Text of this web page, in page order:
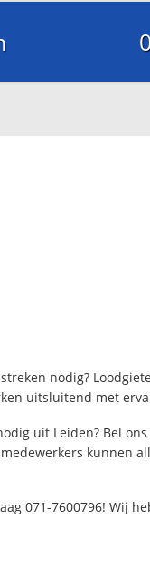
nodig?
uitsluitend met
uit Leiden? Bel
kunnen
071-7600796! Wij